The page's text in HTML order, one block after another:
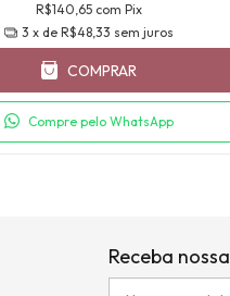
R$140,65 com Pix
3 x de R$48,33 sem juros
COMPRAR
Compre pelo WhatsApp
Receba